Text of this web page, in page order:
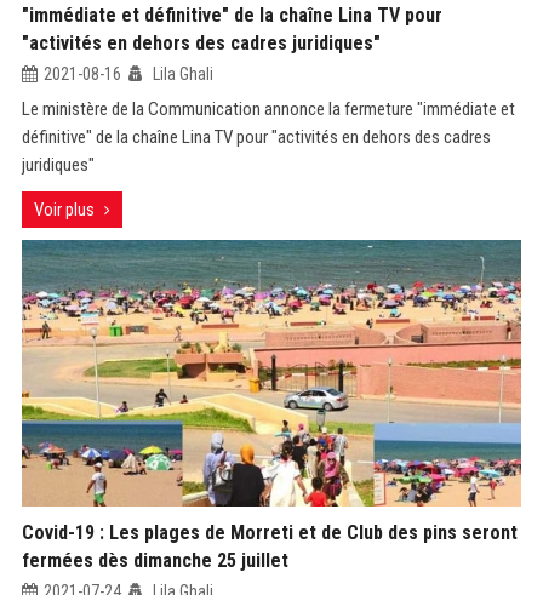
"immédiate et définitive" de la chaîne Lina TV pour
"activités en dehors des cadres juridiques"
2021-08-16 Lila Ghali
Le ministère de la Communication annonce la fermeture "immédiate et
définitive" de la chaîne Lina TV pour "activités en dehors des cadres
juridiques"
Voir plus
Covid-19 : Les plages de Morreti et de Club des pins seront
fermées dès dimanche 25 juillet